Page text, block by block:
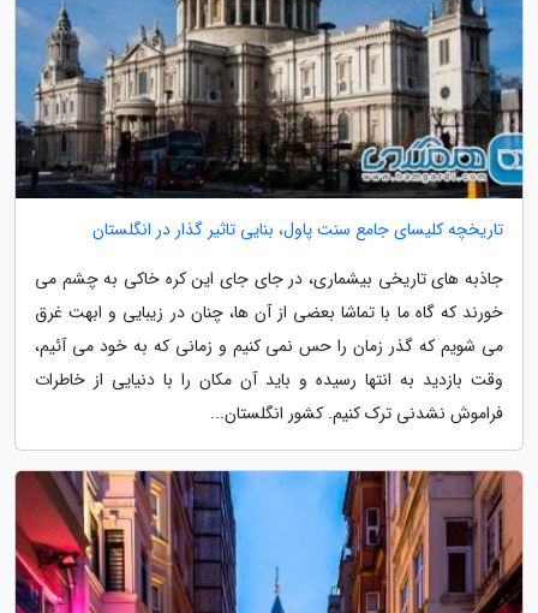
تاریخچه کلیسای جامع سنت پاول، بنایی تاثیر گذار در انگلستان
جاذبه های تاریخی بیشماری، در جای جای این کره خاکی به چشم می
خورند که گاه ما با تماشا بعضی از آن ها، چنان در زیبایی و ابهت غرق
می شویم که گذر زمان را حس نمی کنیم و زمانی که به خود می آئیم،
وقت بازدید به انتها رسیده و باید آن مکان را با دنیایی از خاطرات
فراموش نشدنی ترک کنیم. کشور انگلستان...